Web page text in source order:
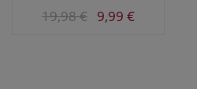
19,98 € 9,99 €